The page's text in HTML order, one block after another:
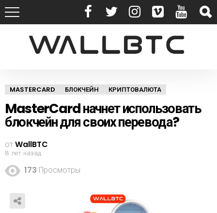
MASTERCARD БЛОКЧЕЙН КРИПТОВАЛЮТА
MasterCard начнет использовать
блокчейн для своих перевода?
отWallBTC
8 лет назад
173 Просмотры